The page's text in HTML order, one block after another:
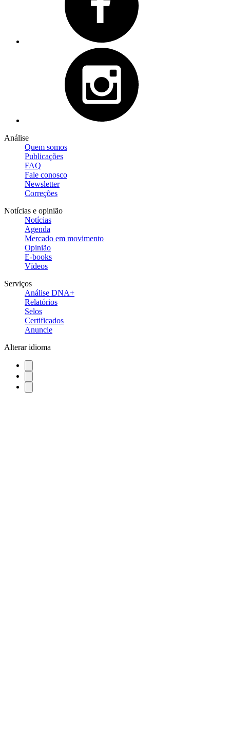
Análise
Quem somos
Publicações
FAQ
Fale conosco
Newsletter
Correções
Notícias e opinião
Notícias
Agenda
Mercado em movimento
Opinião
E-books
Vídeos
Serviços
Análise DNA+
Relatórios
Selos
Certificados
Anuncie
Alterar idioma